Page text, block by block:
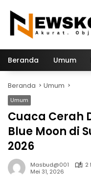
konten
Beranda Umum
Beranda Umum
Umum
Cuaca Cerah
Blue Moon di
2026
Masbud@001
2
Mei 31, 2026